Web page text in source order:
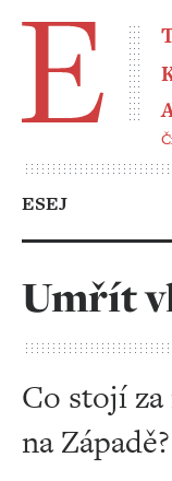
ESEJ
Umřít
Co stojí
na Západě?